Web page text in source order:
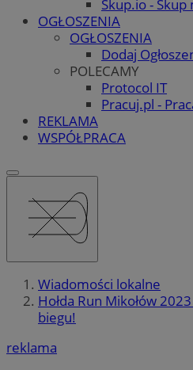
Skup.io - Skup
OGŁOSZENIA
OGŁOSZENIA
Dodaj
POLECAMY
Protocol IT
Pracuj.pl -
REKLAMA
WSPÓŁPRACA
Wiadomości lokalne
Hołda Run Mikołów
biegu!
reklama